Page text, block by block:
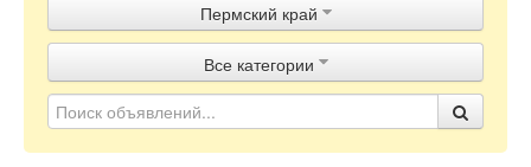
Объявления
Магазины
Контакты
Пермский край
Все категории